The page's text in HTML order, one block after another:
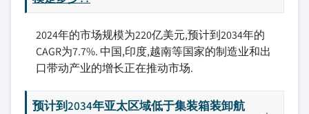
2024年的市场规模为220亿美元,预计到2034年的
CAGR为7.7%. 中国,印度,越南等国家的制造业和出
口带动产业的增长正在推动市场.
预计到2034年亚太区域低于集装箱装卸航